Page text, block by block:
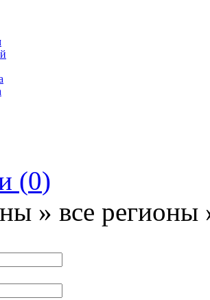
(0)
» все регионы